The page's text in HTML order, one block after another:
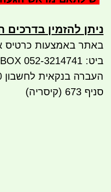
ניתן להזמין בדרכים
באתר באמצעות כרטיס
ביט: 052-3214741 PAY BOX
סניף 673 (קיסריה)